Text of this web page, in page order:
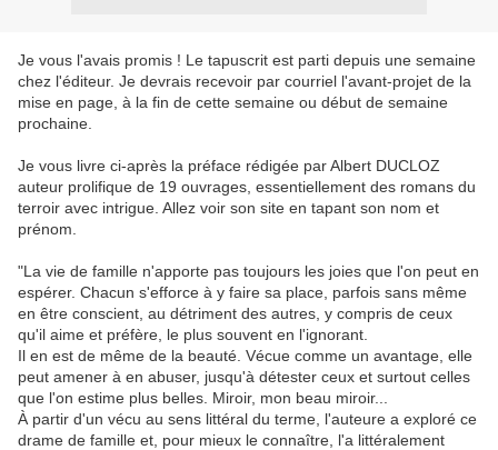
Je vous l'avais promis ! Le tapuscrit est parti depuis une semaine
chez l'éditeur. Je devrais recevoir par courriel l'avant-projet de la
mise en page, à la fin de cette semaine ou début de semaine
prochaine.
Je vous livre ci-après la préface rédigée par Albert DUCLOZ
auteur prolifique de 19 ouvrages, essentiellement des romans du
terroir avec intrigue. Allez voir son site en tapant son nom et
prénom.
"La vie de famille n'apporte pas toujours les joies que l'on peut en
espérer. Chacun s'efforce à y faire sa place, parfois sans même
en être conscient, au détriment des autres, y compris de ceux
qu'il aime et préfère, le plus souvent en l'ignorant.
Il en est de même de la beauté. Vécue comme un avantage, elle
peut amener à en abuser, jusqu'à détester ceux et surtout celles
que l'on estime plus belles. Miroir, mon beau miroir...
À partir d'un vécu au sens littéral du terme, l'auteure a exploré ce
drame de famille et, pour mieux le connaître, l'a littéralement